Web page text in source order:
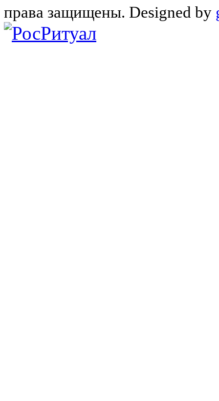
права защищены. Designed by